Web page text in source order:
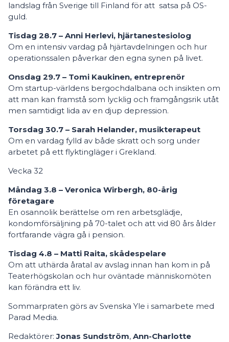
landslag från Sverige till Finland för att satsa på OS-
guld.
Tisdag 28.7 – Anni Herlevi, hjärtanestesiolog
Om en intensiv vardag på hjärtavdelningen och hur
operationssalen påverkar den egna synen på livet.
Onsdag 29.7 – Tomi Kaukinen, entreprenör
Om startup-världens bergochdalbana och insikten om
att man kan framstå som lycklig och framgångsrik utåt
men samtidigt lida av en djup depression.
Torsdag 30.7 – Sarah Helander, musikterapeut
Om en vardag fylld av både skratt och sorg under
arbetet på ett flyktingläger i Grekland.
Vecka 32
Måndag 3.8 – Veronica Wirbergh, 80-årig
företagare
En osannolik berättelse om ren arbetsglädje,
kondomförsäljning på 70-talet och att vid 80 års ålder
fortfarande vägra gå i pension.
Tisdag 4.8 – Matti Raita, skådespelare
Om att uthärda åratal av avslag innan han kom in på
Teaterhögskolan och hur oväntade människomöten
kan förändra ett liv.
Sommarpraten görs av Svenska Yle i samarbete med
Parad Media.
Redaktörer:Jonas Sundström, Ann-Charlotte